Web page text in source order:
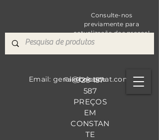
Consulte-nos
previamente para
actualização dos preços!
928 157
587
PREÇOS
EM
CONSTAN
TE
Fale Conosco
Email: geral@bricomat.com